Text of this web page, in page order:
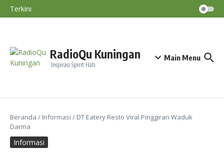
Lewati ke konten
Terkini
Paksakan Tanam Padi Saat Kemarau
RadioQu Kuningan
Inspirasi Spirit Hati
Main Menu
Beranda / Informasi / DT Eatery Resto Viral Pinggiran Waduk
Darma
Informasi